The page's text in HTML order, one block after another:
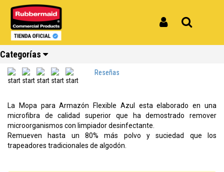
Categorías
Inicio Productos
Mopa Húmeda HYGEN para Armazón
Flexible FGQ89100BL00
REF: FGQ89100BL00
Reseñas
La Mopa para Armazón Flexible Azul esta elaborado en una
microfibra de calidad superior que ha demostrado remover
microorganismos con limpiador desinfectante.
Remueven hasta un 80% más polvo y suciedad que los
trapeadores tradicionales de algodón.
los
productos
Reciclaje
los
productos
Limpieza
los
productos
Carros
los
productos
Amoblamiento
los
productos
Cocina
los
productos
Repuestos